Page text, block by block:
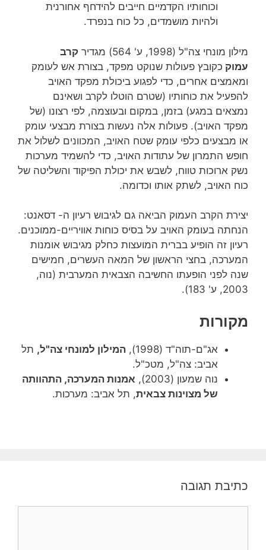
וכוחותיו הקדמיים חייבים להידחף אחורנית
ולהיות מושמדים, כל כוח בנפרד.
מילון מונחי צה"ל (1998, ע' 564) מגדיר
קרב
עמוק כקובץ פעולות שנוקט מפקד, בצורת אש לעומק
ומאמצים אחרים, כדי לפגוע ביכולת מפקד האויב
להפעיל את כוחותיו (שטרם הוטלו לקרב ושאינם
נמצאים במגע) בזמן, במקום ובעוצמה, לפי רצונו (של
מפקד האויב). פעולות אלה נעשות בצורת מבצעי עומק
או מבצעים כלפי עומק שטח האויב, המכוונים לשלול את
חופש התמרון של עתודות האויב, כדי להשמיד מערכות
נשק ארוכות טווח, לשבש את יכולת הפיקוד והשליטה של
כוח האויב, לשתק אותו וכדומה.
יצירת הקרב העמוק הביאה גם לגיבוש רעיון ה- דסאנט:
הנחתה בעומק האויב על בסיס כוחות אוויריים-ממוכנים.
רעיון זה הופיע בברית המועצות כחלק מגיבוש אומנות
המערכה, בחצי הראשון של המאה העשרים, חמישים
שנה לפני הופעתו החשיבה הצבאית המערבית (נוה,
2003, ע' 183).
מקורות
אג"ם-תוה"ד (1998), המילון למונחי צה"ל, תל
אביב: צה"ל, מטכ"ל.
נוה שמעון (2003),
אמנות המערכה, התהוותה
של מצוינות צבאית, תל אביב: מערכות.
כתיבת תגובה